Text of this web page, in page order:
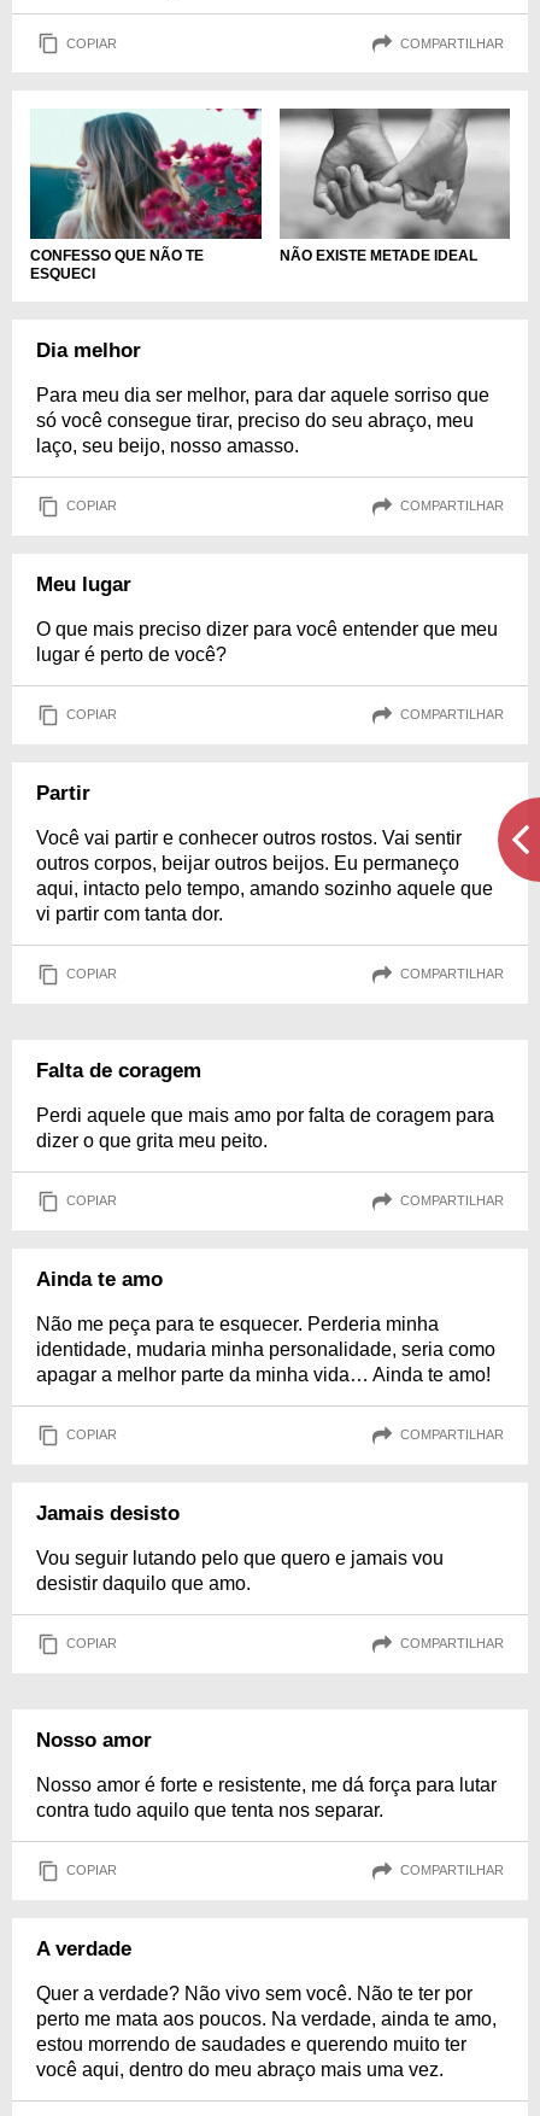
COPIAR COMPARTILHAR
CONFESSO QUE NÃO TE
ESQUECI
NÃO EXISTE METADE IDEAL
Dia melhor
Para meu dia ser melhor, para dar aquele sorriso que
só você consegue tirar, preciso do seu abraço, meu
laço, seu beijo, nosso amasso.
COPIAR COMPARTILHAR
Meu lugar
O que mais preciso dizer para você entender que meu
lugar é perto de você?
COPIAR COMPARTILHAR
Partir
Você vai partir e conhecer outros rostos. Vai sentir
outros corpos, beijar outros beijos. Eu permaneço
aqui, intacto pelo tempo, amando sozinho aquele que
vi partir com tanta dor.
COPIAR COMPARTILHAR
Falta de coragem
Perdi aquele que mais amo por falta de coragem para
dizer o que grita meu peito.
COPIAR COMPARTILHAR
Ainda te amo
Não me peça para te esquecer. Perderia minha
identidade, mudaria minha personalidade, seria como
apagar a melhor parte da minha vida… Ainda te amo!
COPIAR COMPARTILHAR
Jamais desisto
Vou seguir lutando pelo que quero e jamais vou
desistir daquilo que amo.
COPIAR COMPARTILHAR
Nosso amor
Nosso amor é forte e resistente, me dá força para lutar
contra tudo aquilo que tenta nos separar.
COPIAR COMPARTILHAR
A verdade
Quer a verdade? Não vivo sem você. Não te ter por
perto me mata aos poucos. Na verdade, ainda te amo,
estou morrendo de saudades e querendo muito ter
você aqui, dentro do meu abraço mais uma vez.